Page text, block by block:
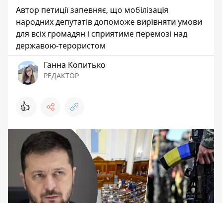
Автор петиції запевняє, що мобілізація
народних депутатів допоможе вирівняти умови
для всіх громадян і сприятиме перемозі над
державою-терористом
Ганна Копитько
РЕДАКТОР
👍